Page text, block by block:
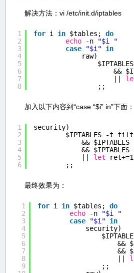
解决方法：vi /etc/init.d/iptables
1
2
3
4
5
6
7
8
for i in $tables; do
echo
-n
"$i "
case
"$i"
in
raw)
&&
;;
加入以下内容到“case “$i” in”下面：
1
2
3
4
5
6
security)
$IPTABLES -t
&&
&&
let
ret+=1
;;
最终效果为：
1
2
3
4
5
6
7
8
9
for i in $tables; do
echo
-n
"$i "
case
"$i"
in
security)
&&
&&
;;